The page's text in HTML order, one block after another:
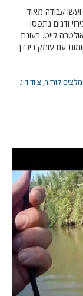
עבודה מאוד
ודגים נתפסו
4 גרם מתאים לאולטרה לייט. בעונת
עם עומק בירדן
לזרזור, ציוד דיג